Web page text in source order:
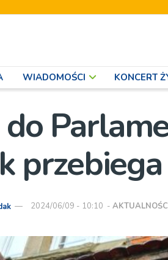
WIADOMOŚCI KONCERT
2024/06/09 - 10:10 -